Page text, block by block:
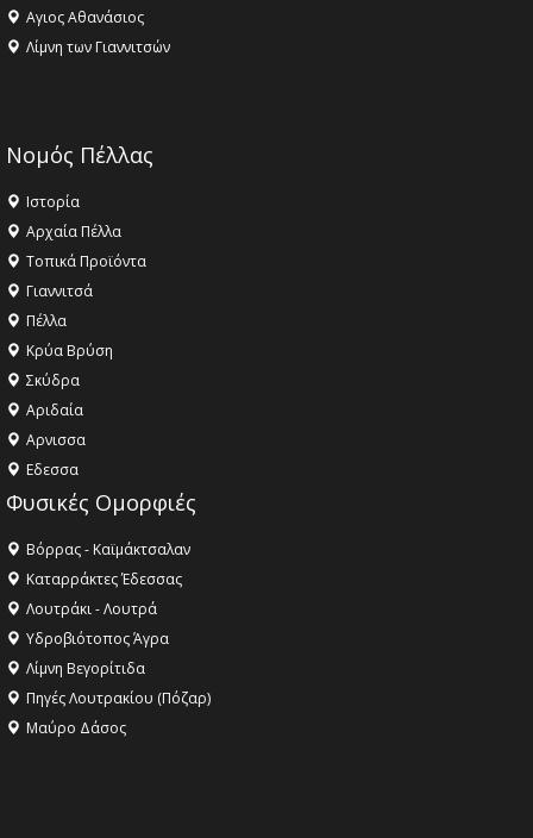
Αγιος Αθανάσιος
Λίμνη των Γιαννιτσών
Νομός Πέλλας
Ιστορία
Αρχαία Πέλλα
Τοπικά Προϊόντα
Γιαννιτσά
Πέλλα
Κρύα Βρύση
Σκύδρα
Αριδαία
Aρνισσα
Eδεσσα
Φυσικές Ομορφιές
Βόρρας - Καϊμάκτσαλαν
Καταρράκτες Έδεσσας
Λουτράκι - Λουτρά
Υδροβιότοπος Άγρα
Λίμνη Βεγορίτιδα
Πηγές Λουτρακίου (Πόζαρ)
Μαύρο Δάσος